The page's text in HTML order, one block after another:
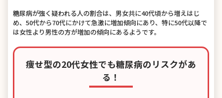
糖尿病が強く疑われる人の割合は、男女共に40代頃から増えはじ
め、50代から70代にかけて急激に増加傾向にあり、特に50代以降で
は女性より男性の方が増加の傾向にあるようです。
痩せ型の20代女性でも糖尿病のリスクがあ
る！